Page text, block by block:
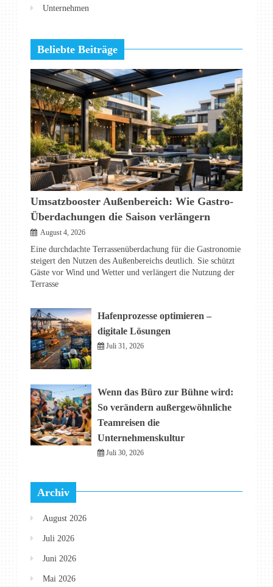
Unternehmen
Beliebte Beiträge
Umsatzbooster Außenbereich: Wie Gastro-
Überdachungen die Saison verlängern
August 4, 2026
Eine durchdachte Terrassenüberdachung für die Gastronomie
steigert den Nutzen des Außenbereichs deutlich. Sie schützt
Gäste vor Wind und Wetter und verlängert die Nutzung der
Terrasse
Hafenprozesse optimieren –
digitale Lösungen
Juli 31, 2026
Wenn das Büro zur Bühne wird:
So verändern außergewöhnliche
Teamreisen die
Unternehmenskultur
Juli 30, 2026
Archiv
August 2026
Juli 2026
Juni 2026
Mai 2026